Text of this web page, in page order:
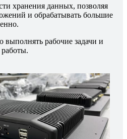
хранения данных, позволяя
и обрабатывать большие
выполнять рабочие задачи и